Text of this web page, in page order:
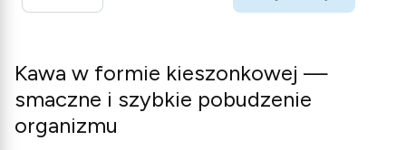
Kawa w formie kieszonkowej —
smaczne i szybkie pobudzenie
organizmu